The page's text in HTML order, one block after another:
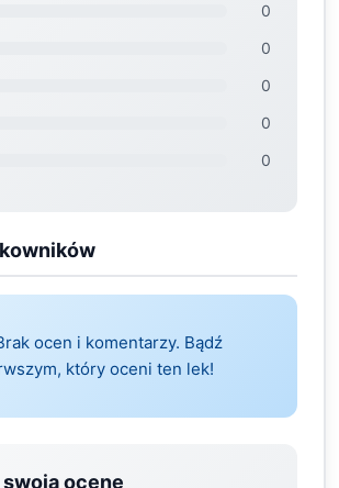
0
0
0
0
0
ocen i komentarzy. Bądź
który oceni ten lek!
swoją ocenę